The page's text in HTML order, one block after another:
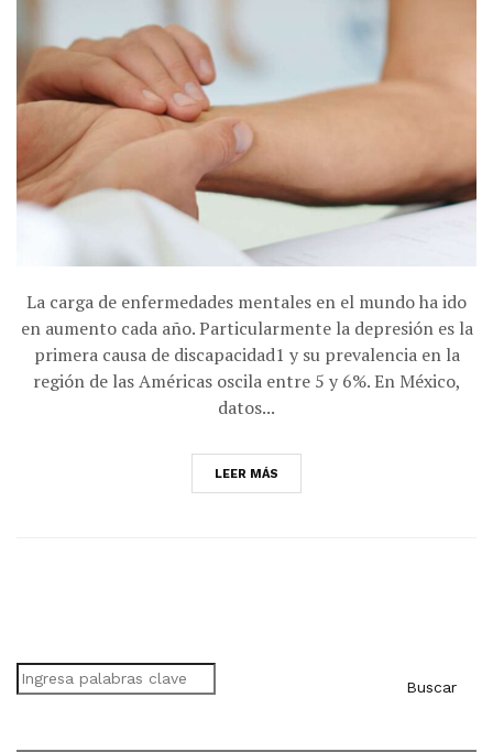
La carga de enfermedades mentales en el mundo ha ido
en aumento cada año. Particularmente la depresión es la
primera causa de discapacidad1 y su prevalencia en la
región de las Américas oscila entre 5 y 6%. En México,
datos...
LEER MÁS
Buscar
Buscar